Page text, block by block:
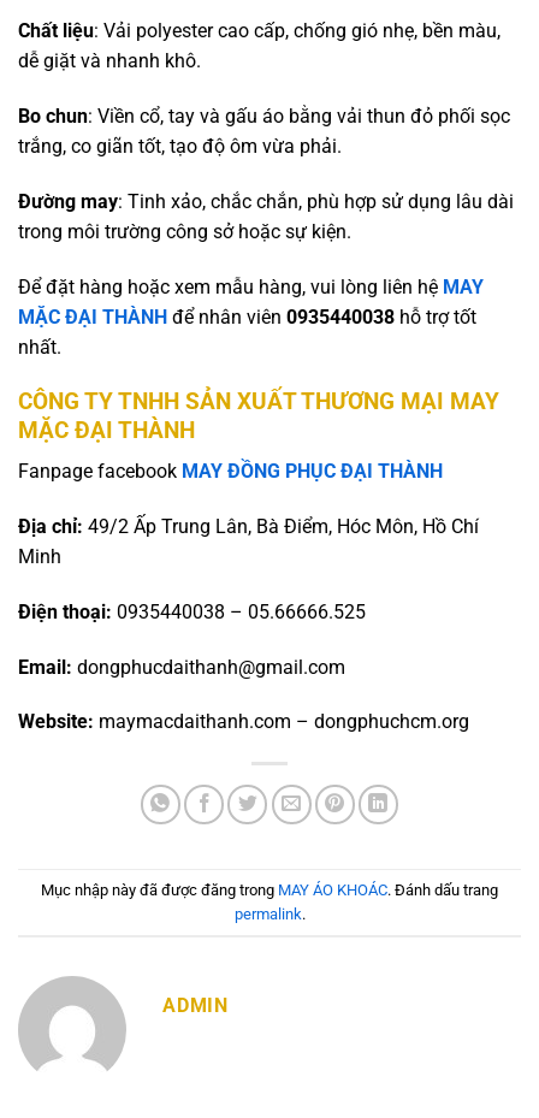
Chất liệu: Vải polyester cao cấp, chống gió nhẹ, bền màu,
dễ giặt và nhanh khô.
Bo chun: Viền cổ, tay và gấu áo bằng vải thun đỏ phối sọc
trắng, co giãn tốt, tạo độ ôm vừa phải.
Đường may: Tinh xảo, chắc chắn, phù hợp sử dụng lâu dài
trong môi trường công sở hoặc sự kiện.
Để đặt hàng hoặc xem mẫu hàng, vui lòng liên hệ MAY
MẶC ĐẠI THÀNH để nhân viên 0935440038 hỗ trợ tốt
nhất.
CÔNG TY TNHH SẢN XUẤT THƯƠNG MẠI MAY
MẶC ĐẠI THÀNH
Fanpage facebook MAY ĐỒNG PHỤC ĐẠI THÀNH
Địa chỉ: 49/2 Ấp Trung Lân, Bà Điểm, Hóc Môn, Hồ Chí
Minh
Điện thoại: 0935440038 – 05.66666.525
Email: dongphucdaithanh@gmail.com
Website: maymacdaithanh.com – dongphuchcm.org
Mục nhập này đã được đăng trong MAY ÁO KHOÁC. Đánh dấu trang
permalink.
ADMIN